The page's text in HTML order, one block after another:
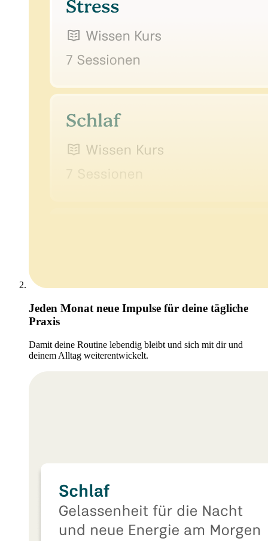
Jeden Monat neue Impulse für deine tägliche
Praxis
Damit deine Routine lebendig bleibt und sich mit dir und
deinem Alltag weiterentwickelt.